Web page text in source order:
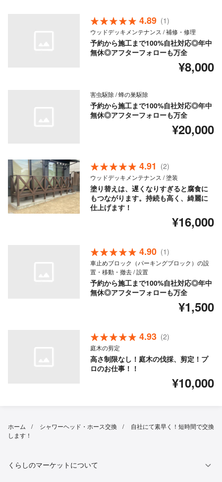
4.89 (1)
ウッドデッキメンテナンス / 補修・修理
予約から施工まで100%自社対応◎年中
無休◎アフターフォローも万全
¥8,000
害虫駆除 / 蜂の巣駆除
予約から施工まで100%自社対応◎年中
無休◎アフターフォローも万全
¥20,000
4.91 (2)
ウッドデッキメンテナンス / 塗装
塗り替えは、遅くなりすぎると腐食に
もつながります。持続も高く、綺麗に
仕上げます！
¥16,000
4.90 (1)
車止めブロック（パーキングブロック）の設
置・移動・撤去 / 設置
予約から施工まで100%自社対応◎年中
無休◎アフターフォローも万全
¥1,500
4.93 (2)
庭木の剪定
高さ制限なし！庭木の伐採、剪定！プ
ロのお仕事！！
¥10,000
ホーム シャワーヘッド・ホース交換
自社にて素早く！短時間で交換
します！
くらしのマーケットについて